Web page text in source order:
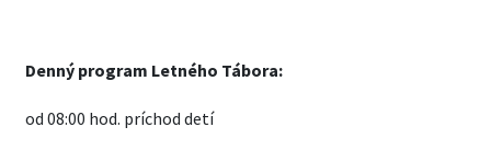
Denný program Letného Tábora:
od 08:00 hod. príchod detí